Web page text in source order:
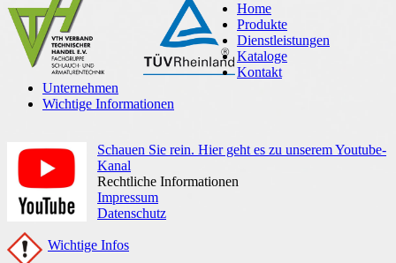
Home
Produkte
Dienstleistungen
Kataloge
Kontakt
Unternehmen
Wichtige Informationen
Schauen Sie rein. Hier geht es zu unserem Youtube-
Kanal
Rechtliche Informationen
Impressum
Datenschutz
Wichtige Infos